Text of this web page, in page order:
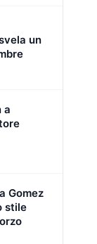
un
a
Gomez
stile